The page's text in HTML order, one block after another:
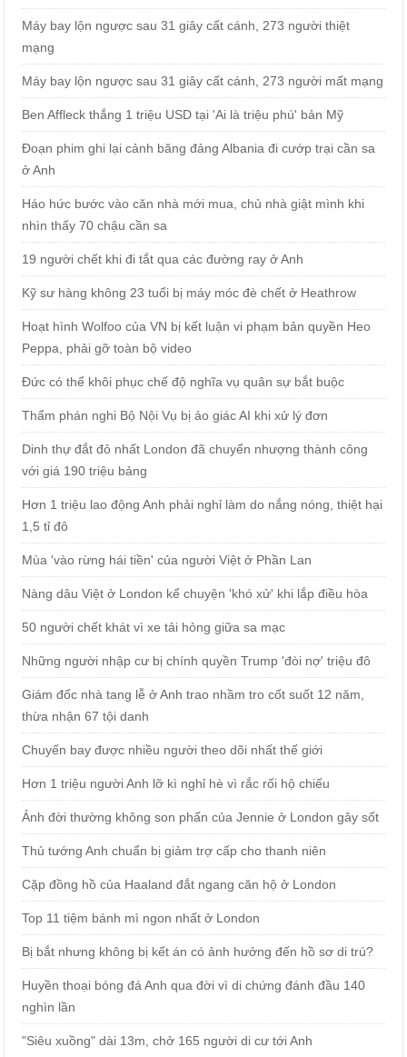
Máy bay lộn ngược sau 31 giây cất cánh, 273 người thiệt
mạng
Máy bay lộn ngược sau 31 giây cất cánh, 273 người mất mạng
Ben Affleck thắng 1 triệu USD tại 'Ai là triệu phú' bản Mỹ
Đoạn phim ghi lại cảnh băng đảng Albania đi cướp trại cần sa
ở Anh
Háo hức bước vào căn nhà mới mua, chủ nhà giật mình khi
nhìn thấy 70 chậu cần sa
19 người chết khi đi tắt qua các đường ray ở Anh
Kỹ sư hàng không 23 tuổi bị máy móc đè chết ở Heathrow
Hoạt hình Wolfoo của VN bị kết luận vi phạm bản quyền Heo
Peppa, phải gỡ toàn bộ video
Đức có thể khôi phục chế độ nghĩa vụ quân sự bắt buộc
Thẩm phán nghi Bộ Nội Vụ bị ảo giác AI khi xử lý đơn
Dinh thự đắt đỏ nhất London đã chuyển nhượng thành công
với giá 190 triệu bảng
Hơn 1 triệu lao động Anh phải nghỉ làm do nắng nóng, thiệt hại
1,5 tỉ đô
Mùa 'vào rừng hái tiền' của người Việt ở Phần Lan
Nàng dâu Việt ở London kể chuyện 'khó xử' khi lắp điều hòa
50 người chết khát vì xe tải hỏng giữa sa mạc
Những người nhập cư bị chính quyền Trump 'đòi nợ' triệu đô
Giám đốc nhà tang lễ ở Anh trao nhầm tro cốt suốt 12 năm,
thừa nhận 67 tội danh
Chuyến bay được nhiều người theo dõi nhất thế giới
Hơn 1 triệu người Anh lỡ kì nghỉ hè vì rắc rối hộ chiếu
Ảnh đời thường không son phấn của Jennie ở London gây sốt
Thủ tướng Anh chuẩn bị giảm trợ cấp cho thanh niên
Cặp đồng hồ của Haaland đắt ngang căn hộ ở London
Top 11 tiệm bánh mì ngon nhất ở London
Bị bắt nhưng không bị kết án có ảnh hưởng đến hồ sơ di trú?
Huyền thoại bóng đá Anh qua đời vì di chứng đánh đầu 140
nghìn lần
"Siêu xuồng" dài 13m, chở 165 người di cư tới Anh